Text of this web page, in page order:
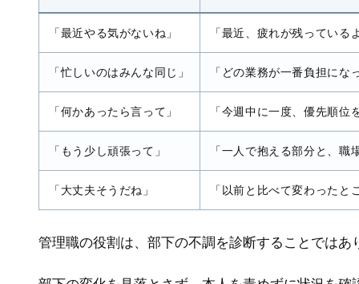
「最近やる気がないね」 「最近、疲れが残ってい
「忙しいのはみんな同じ」 「どの業務が一番負担に
「何かあったら言って」 「今週中に一度、優先順
「もう少し頑張って」 「一人で抱える部分と、
「大丈夫そうだね」 「以前と比べて変わった
管理職の役割は、部下の不調を診断することではあ